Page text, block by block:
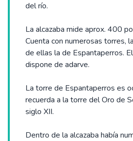
del río.
La alcazaba mide aprox. 400
Cuenta con numerosas torres,
de ellas la de Espantaperros.
dispone de adarve.
La torre de Espantaperros es
recuerda a la torre del Oro de
siglo XII.
Dentro de la alcazaba había